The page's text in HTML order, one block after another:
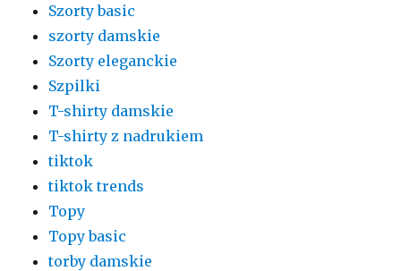
Szorty basic
szorty damskie
Szorty eleganckie
Szpilki
T-shirty damskie
T-shirty z nadrukiem
tiktok
tiktok trends
Topy
Topy basic
torby damskie